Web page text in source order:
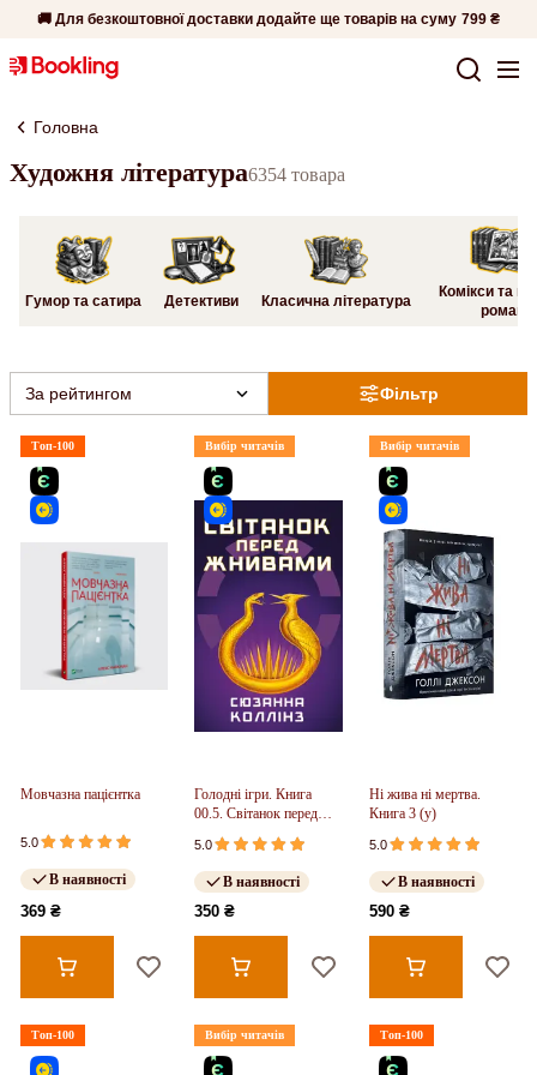
🚚 Для безкоштовної доставки додайте ще товарів на суму 799 ₴
Головна
Художня література6354 товара
Гумор та сатира Детективи Класична література
Комікси та
романи
Фільтр
За рейтингом
Топ-100
Мовчазна пацієнтка
5.0
В наявності
369 ₴
Вибір читачів
Голодні ігри. Книга
00.5. Світанок перед
Жнивами
5.0
В наявності
350 ₴
Вибір читачів
Ні жива ні мертва.
Книга 3 (у)
5.0
В наявності
590 ₴
Топ-100 Вибір читачів Топ-100